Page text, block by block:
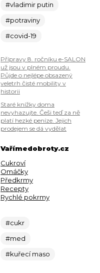
#vladimir putin
#potraviny
#covid-19
Přípravy 8. ročníku e-SALON
už jsou v plném proudu.
Půjde o nejlépe obsazený
veletrh čisté mobility v
historii
Staré knížky doma
nevyhazujte. Češi teď za ně
platí hezké peníze. Jejich
prodejem se dá vydělat
Vařímedobroty.cz
Cukroví
Omáčky
Předkrmy
Recepty
Rychlé pokrmy
#cukr
#med
#kuřecí maso